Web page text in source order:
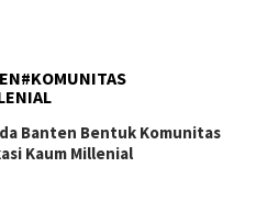
Banten Bentuk Komunitas
Kaum Millenial